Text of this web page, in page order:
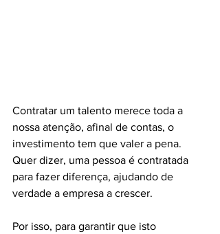
Contratar um talento merece toda a
nossa atenção, afinal de contas, o
investimento tem que valer a pena.
Quer dizer, uma pessoa é contratada
para fazer diferença, ajudando de
verdade a empresa a crescer.
Por isso, para garantir que isto